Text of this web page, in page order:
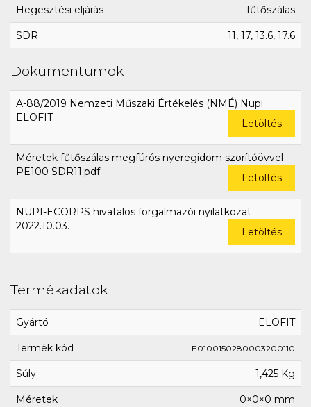
Hegesztési eljárás fűtőszálas
SDR 11, 17, 13.6, 17.6
Dokumentumok
A-88/2019 Nemzeti Műszaki Értékelés (NMÉ) Nupi
ELOFIT
Letöltés
Méretek fűtőszálas megfúrós nyeregidom szorítóövvel
PE100 SDR11.pdf
Letöltés
NUPI-ECORPS hivatalos forgalmazói nyilatkozat
2022.10.03.
Letöltés
Termékadatok
Gyártó ELOFIT
Termék kód E0100150280003200110
Súly 1,425 Kg
Méretek 0×0×0 mm